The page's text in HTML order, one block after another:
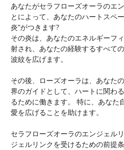
あなたがセラフローズオーラのエ
とによって、あなたのハートスペ
炎”がつきます?
その炎は、あなたのエネルギーフ
射され、あなたの経験するすべて
波紋を広げます。
その後、ローズオーラは、あなた
界のガイドとして、ハートに関わ
るために働きます。 特に、あなた
愛を広げることを助けます。
セラフローズオーラのエンジェル
ジェルリンクを受けるための前提